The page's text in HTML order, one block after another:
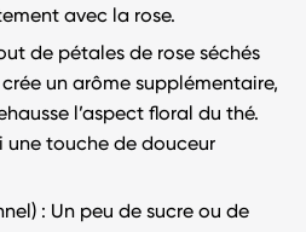
avec la rose.
de pétales de rose séchés
crée un arôme supplémentaire,
l’aspect floral du thé.
une touche de douceur
: Un peu de sucre ou de